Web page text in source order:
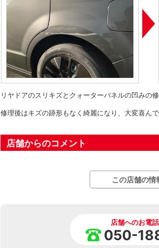
リヤドアのスリキズとクォーターパネルの凹みの
修理後はキズの跡形もなく綺麗になり、大変喜んで
店舗からのコメント
この店舗の情
店舗へのお電
050-